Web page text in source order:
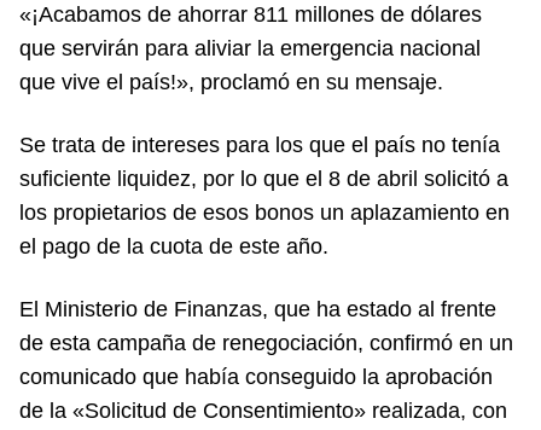
«¡Acabamos de ahorrar 811 millones de dólares
que servirán para aliviar la emergencia nacional
que vive el país!», proclamó en su mensaje.
Se trata de intereses para los que el país no tenía
suficiente liquidez, por lo que el 8 de abril solicitó a
los propietarios de esos bonos un aplazamiento en
el pago de la cuota de este año.
El Ministerio de Finanzas, que ha estado al frente
de esta campaña de renegociación, confirmó en un
comunicado que había conseguido la aprobación
de la «Solicitud de Consentimiento» realizada, con